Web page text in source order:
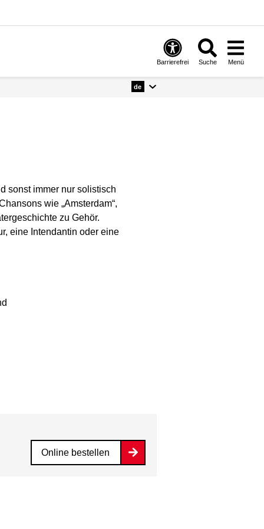
Barrierefrei Suche Menü
de
sonst immer nur solistisch
wie „Amsterdam“,
zu Gehör.
eine Intendantin oder eine
Online bestellen